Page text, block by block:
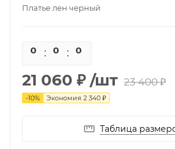
Платье лен черный
0 0 0
21 060 ₽ /шт 23 400 ₽
-10% Экономия 2 340 ₽
Таблица